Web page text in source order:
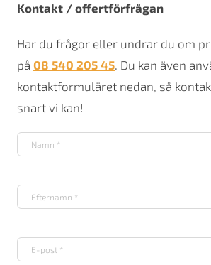
Kontakt / offertförfrågan
Har du frågor eller undrar du om
på 08 540 205 45. Du kan även
kontaktformuläret nedan, så
snart vi kan!